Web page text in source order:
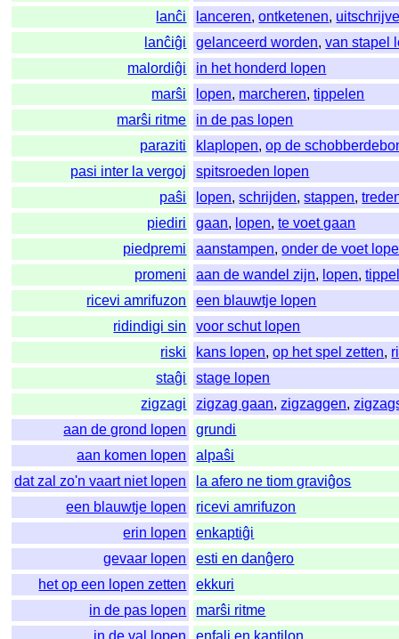
lanĉi
lanceren,ontketenen,
lanĉiĝi
gelanceerd worden,van stapel
malordiĝi
in het honderd lopen
marŝi
lopen, marcheren,tippelen
marŝi ritme
in de pas lopen
paraziti
klaplopen,op de
pasi inter la vergoj
spitsroeden lopen
paŝi
lopen,schrijden,stappen,
piediri
gaan, lopen,te voet gaan
piedpremi
aanstampen,onder de voet
promeni
aan de wandel zijn, lopen,
ricevi amrifuzon
een blauwtje lopen
ridindigi sin
voor schut lopen
riski
kans lopen,op het spel zetten,
staĝi
stage lopen
zigzagi
zigzag gaan,zigzaggen,
aan de grond lopen
grundi
aan komen lopen
alpaŝi
dat zal zo'n vaart niet lopen
la afero ne tiom graviĝos
een blauwtje lopen
ricevi amrifuzon
erin lopen
enkaptiĝi
gevaar lopen
esti en danĝero
het op een lopen zetten
ekkuri
in de pas lopen
marŝi ritme